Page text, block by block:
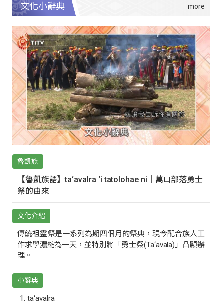
文化小辭典
魯凱族
【魯凱族語】ta‘avalra ‘i tatolohae ni｜萬山部落勇士
祭的由來
文化介紹
傳統祖靈祭是一系列為期四個月的祭典，現今配合族人工
作求學濃縮為一天，並特別將「勇士祭(Ta‘avala)」凸顯辦
理。
小辭典
ta‘avalra